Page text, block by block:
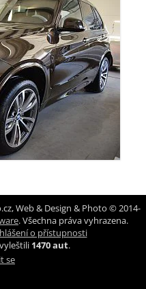
Web & Design & Photo © 2014-
. Všechna práva vyhrazena.
o přístupnosti
1470 aut.
se